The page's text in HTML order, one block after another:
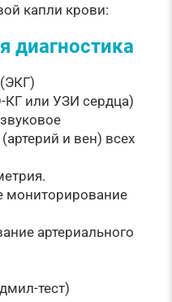
капли крови:
диагностика
КГ или УЗИ сердца)
и вен) всех
мониторирование
артериального
тест)